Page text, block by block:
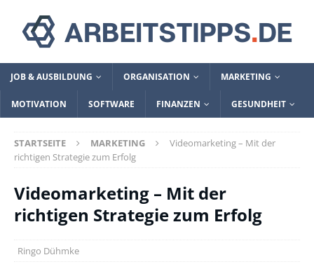
JOB & AUSBILDUNG ORGANISATION MARKETING
MOTIVATION SOFTWARE FINANZEN GESUNDHEIT
STARTSEITE MARKETING
Videomarketing – Mit der
richtigen Strategie zum Erfolg
Videomarketing – Mit der
richtigen Strategie zum Erfolg
Ringo Dühmke